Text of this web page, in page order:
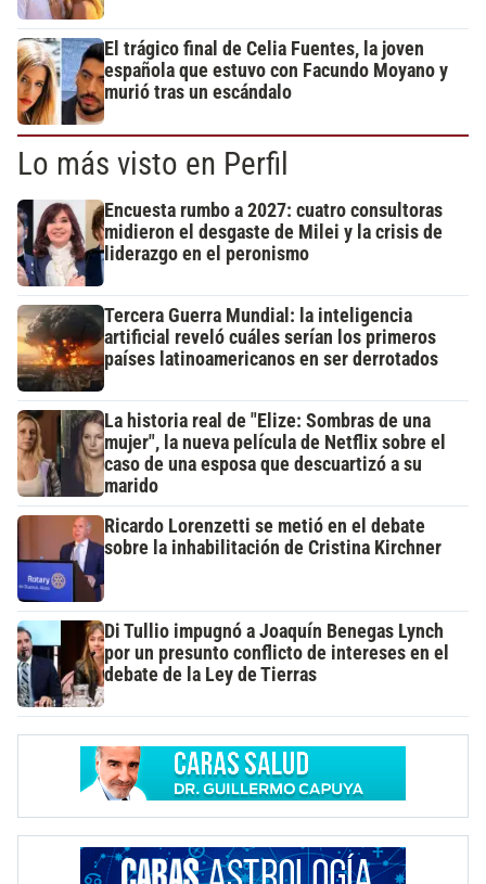
El trágico final de Celia Fuentes, la joven
española que estuvo con Facundo Moyano y
murió tras un escándalo
Lo más visto en Perfil
Encuesta rumbo a 2027: cuatro consultoras
midieron el desgaste de Milei y la crisis de
liderazgo en el peronismo
Tercera Guerra Mundial: la inteligencia
artificial reveló cuáles serían los primeros
países latinoamericanos en ser derrotados
La historia real de "Elize: Sombras de una
mujer", la nueva película de Netflix sobre el
caso de una esposa que descuartizó a su
marido
Ricardo Lorenzetti se metió en el debate
sobre la inhabilitación de Cristina Kirchner
Di Tullio impugnó a Joaquín Benegas Lynch
por un presunto conflicto de intereses en el
debate de la Ley de Tierras